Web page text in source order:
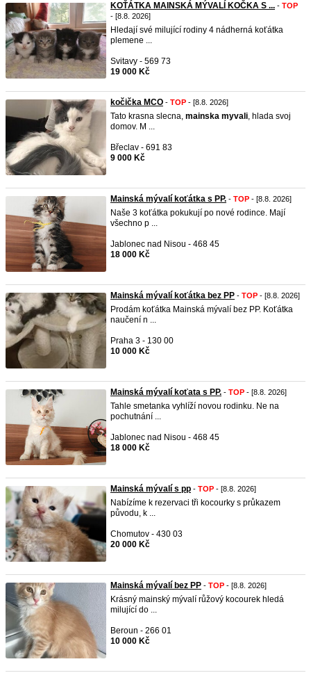
KOŤÁTKA MAINSKÁ MÝVALÍ KOČKA S ... - TOP
- [8.8. 2026]
Hledají své milující rodiny 4 nádherná koťátka
plemene ...
Svitavy - 569 73
19 000 Kč
kočička MCO - TOP - [8.8. 2026]
Tato krasna slecna, mainska myvali, hlada svoj
domov. M ...
Břeclav - 691 83
9 000 Kč
Mainská mývalí koťátka s PP. - TOP - [8.8. 2026]
Naše 3 koťátka pokukují po nové rodince. Mají
všechno p ...
Jablonec nad Nisou - 468 45
18 000 Kč
Mainská mývalí koťátka bez PP - TOP - [8.8. 2026]
Prodám koťátka Mainská mývalí bez PP. Koťátka
naučení n ...
Praha 3 - 130 00
10 000 Kč
Mainská mývalí koťata s PP. - TOP - [8.8. 2026]
Tahle smetanka vyhlíží novou rodinku. Ne na
pochutnání ...
Jablonec nad Nisou - 468 45
18 000 Kč
Mainská mývalí s pp - TOP - [8.8. 2026]
Nabízíme k rezervaci tři kocourky s průkazem
původu, k ...
Chomutov - 430 03
20 000 Kč
Mainská mývalí bez PP - TOP - [8.8. 2026]
Krásný mainský mývalí růžový kocourek hledá
milující do ...
Beroun - 266 01
10 000 Kč